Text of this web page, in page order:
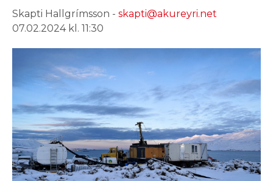
Skapti Hallgrímsson - skapti@akureyri.net
07.02.2024 kl. 11:30